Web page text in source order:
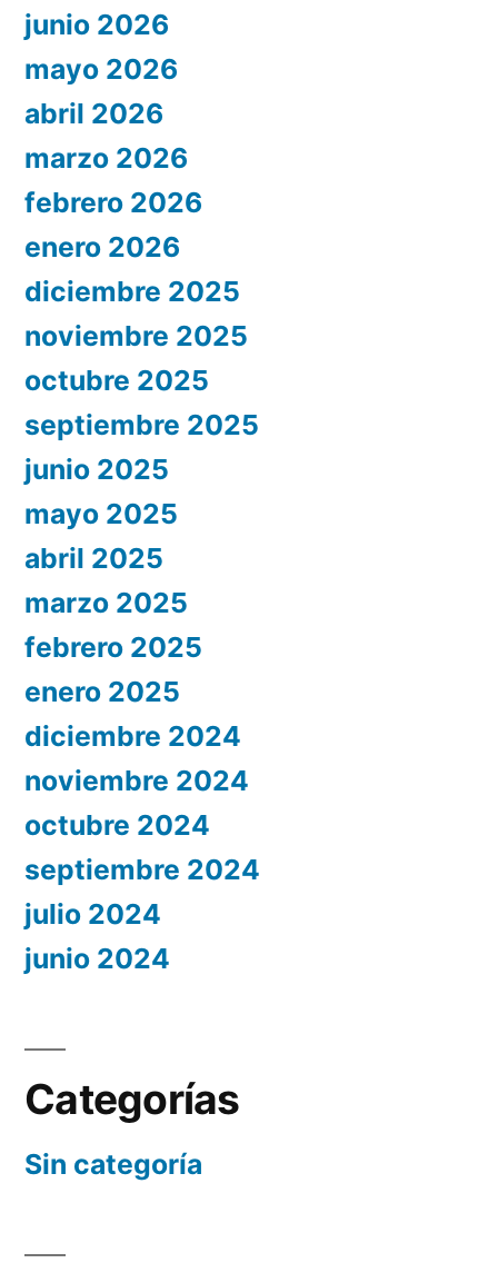
junio 2026
mayo 2026
abril 2026
marzo 2026
febrero 2026
enero 2026
diciembre 2025
noviembre 2025
octubre 2025
septiembre 2025
junio 2025
mayo 2025
abril 2025
marzo 2025
febrero 2025
enero 2025
diciembre 2024
noviembre 2024
octubre 2024
septiembre 2024
julio 2024
junio 2024
Categorías
Sin categoría